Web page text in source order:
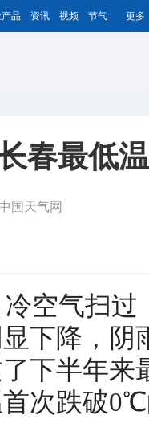
品 资讯 视频 节气 更多
春最低
中国天气网
空气扫过
下降，阴
下半年来
次跌破